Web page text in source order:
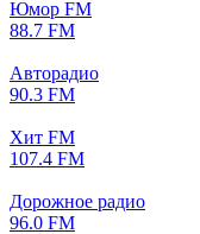
Юмор FM
88.7 FM
Авторадио
90.3 FM
Хит FM
107.4 FM
Дорожное радио
96.0 FM